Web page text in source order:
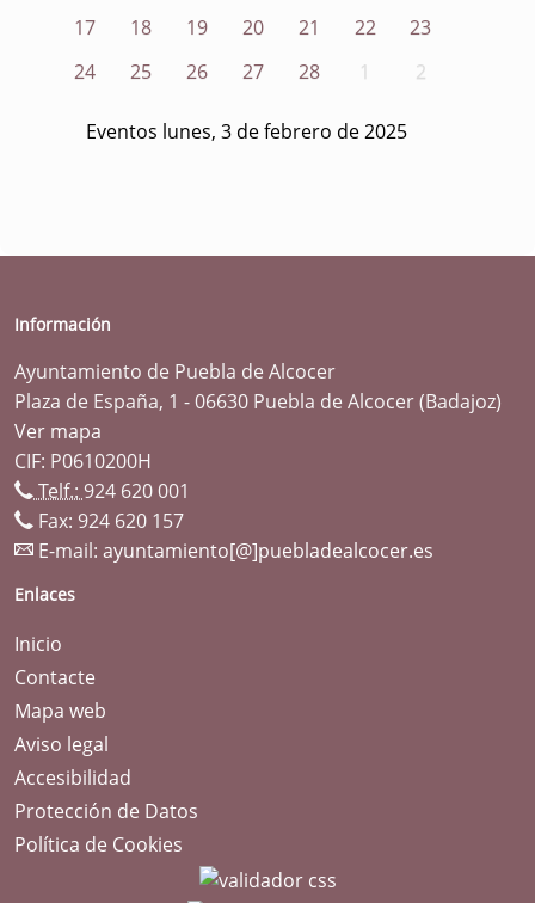
17
18 19 20 21 22
23
24
25 26 27 28 1 2
Eventos lunes, 3 de febrero de 2025
Información
Ayuntamiento de Puebla de Alcocer
Plaza de España, 1 - 06630 Puebla de Alcocer (Badajoz)
Ver mapa
CIF: P0610200H
Telf.: 924 620 001
Fax: 924 620 157
E-mail: ayuntamiento[@]puebladealcocer.es
Enlaces
Inicio
Contacte
Mapa web
Aviso legal
Accesibilidad
Protección de Datos
Política de Cookies